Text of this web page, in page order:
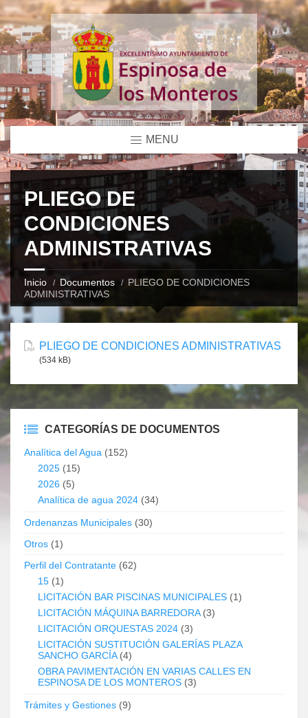
MENU
PLIEGO DE
CONDICIONES
ADMINISTRATIVAS
Inicio Documentos
PLIEGO DE CONDICIONES
ADMINISTRATIVAS
PLIEGO DE CONDICIONES ADMINISTRATIVAS
(534 kB)
CATEGORÍAS DE DOCUMENTOS
Analítica del Agua (152)
2025 (15)
2026 (5)
Analítica de agua 2024 (34)
Ordenanzas Municipales (30)
Otros (1)
Perfil del Contratante (62)
15 (1)
LICITACIÓN BAR PISCINAS MUNICIPALES (1)
LICITACIÓN MÁQUINA BARREDORA(3)
LICITACIÓN ORQUESTAS 2024 (3)
LICITACIÓN SUSTITUCIÓN GALERÍAS PLAZA
SANCHO GARCÍA(4)
OBRA PAVIMENTACIÓN EN VARIAS CALLES EN
ESPINOSA DE LOS MONTEROS (3)
Trámites y Gestiones (9)